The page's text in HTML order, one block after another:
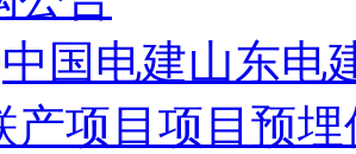
中国电建山东电
产项目项目预